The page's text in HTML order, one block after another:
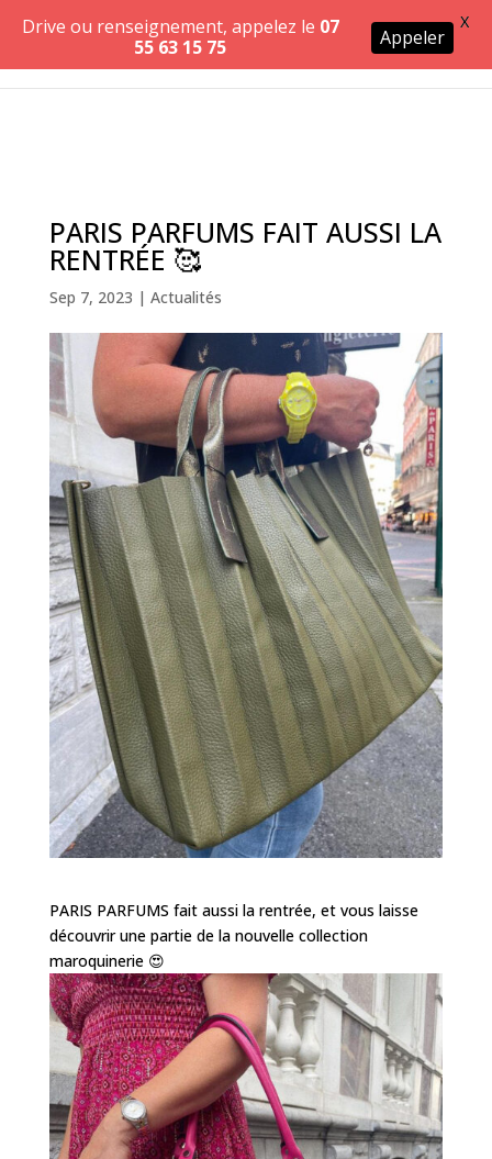
PARIS PARFUMS FAIT AUSSI LA
RENTRÉE 🥰
Sep 7, 2023 | Actualités
PARIS PARFUMS fait aussi la rentrée, et vous laisse
découvrir une partie de la nouvelle collection
maroquinerie 😍
Drive ou renseignement, appelez le 07
55 63 15 75
Appeler
X